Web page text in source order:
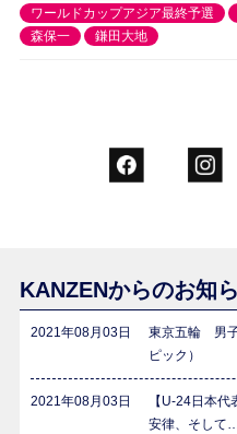
ワールドカップアジア最終予選
森保一
鎌田大地
KANZENからのお知
2021年08月03日
東京五輪 男
ピック）
2021年08月03日
【U-24日本
安律、そして